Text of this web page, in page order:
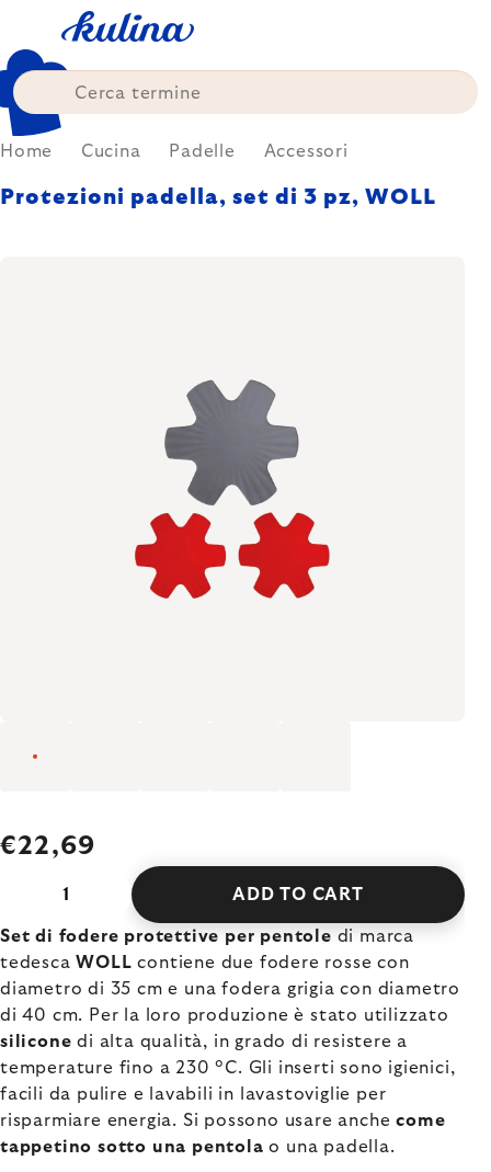
content
Home Cucina Padelle Accessori
Protezioni padella, set di 3 pz, WOLL
€22,69
ADD TO CART
Set di fodere protettive per pentole di marca
tedescaWOLL contiene due fodere rosse con
diametro di 35 cm e una fodera grigia con diametro
di 40 cm. Per la loro produzione è stato utilizzato
silicone di alta qualità, in grado di resistere a
temperature fino a 230 °C. Gli inserti sono igienici,
facili da pulire e lavabili in lavastoviglie per
risparmiare energia. Si possono usare anchecome
tappetino sotto una pentola o una padella.